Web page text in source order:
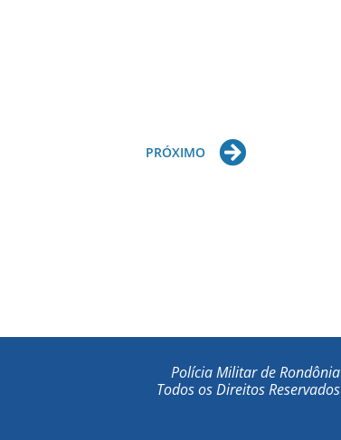
PRÓXIMO Next
Polícia Militar de Rondônia
Todos os Direitos Reservados